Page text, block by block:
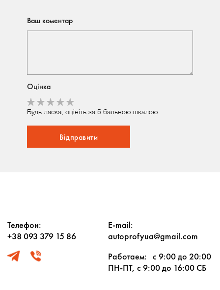
Ваш коментар
Оцінка
Будь ласка, оцініть за 5 бальною шкалою
Телефон:
+38 093 379 15 86
E-mail:
autoprofyua@gmail.com
Работаем: с 9:00 до 20:00
ПН-ПТ, с 9:00 до 16:00 СБ